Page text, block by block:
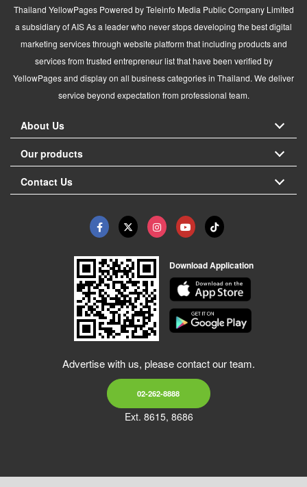
Thailand YellowPages Powered by Teleinfo Media Public Company Limited
a subsidiary of AIS As a leader who never stops developing the best digital
marketing services through website platform that including products and
services from trusted entrepreneur list that have been verified by
YellowPages and display on all business categories in Thailand. We deliver
service beyond expectation from professional team.
About Us
Our products
Contact Us
Download Application
Advertise with us, please contact our team.
02-262-8888
Ext. 8615, 8686